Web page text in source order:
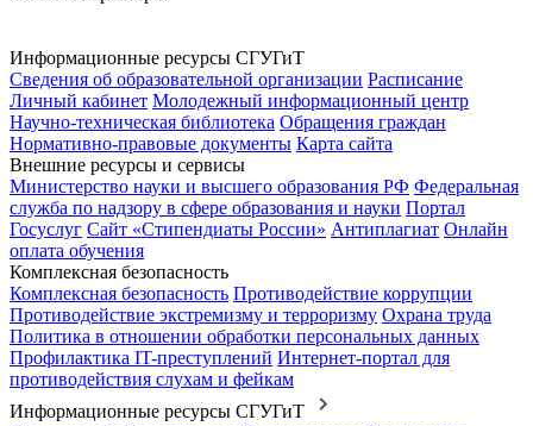
Информационные ресурсы СГУГиТ
Сведения об образовательной организации Расписание
Личный кабинет Молодежный информационный центр
Научно-техническая библиотека Обращения граждан
Нормативно-правовые документы Карта сайта
Внешние ресурсы и сервисы
Министерство науки и высшего образования РФ Федеральная
служба по надзору в сфере образования и науки Портал
Госуслуг Сайт «Стипендиаты России» Антиплагиат Онлайн
оплата обучения
Комплексная безопасность
Комплексная безопасность Противодействие коррупции
Противодействие экстремизму и терроризму Охрана труда
Политика в отношении обработки персональных данных
Профилактика IT-преступлений Интернет-портал для
противодействия слухам и фейкам
Информационные ресурсы СГУГиТ